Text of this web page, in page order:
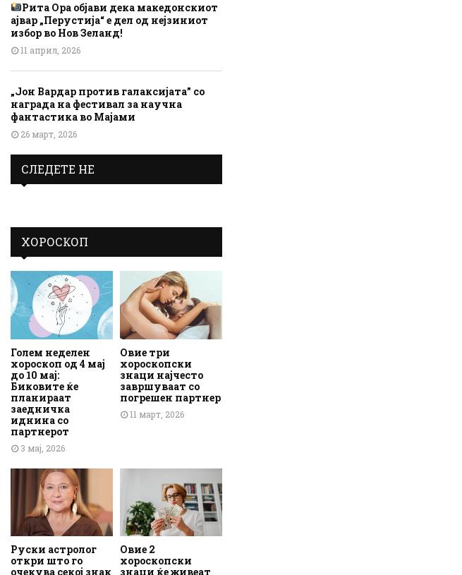
Рита Ора објави дека македонскиот
ајвар „Перустија“ е дел од нејзиниот
избор во Нов Зеланд!
11 април, 2026
„Јон Вардар против галаксијата” со
награда на фестивал за научна
фантастика во Мајами
26 март, 2026
СЛЕДЕТЕ НЕ
ХОРОСКОП
Голем неделен
хороскоп од 4 мај
до 10 мај:
Биковите ќе
планираат
заедничка
иднина со
партнерот
3 мај, 2026
Овие три
хороскопски
знаци најчесто
завршуваат со
погрешен партнер
11 март, 2026
Руски астролог
откри што го
очекува секој знак
Овие 2
хороскопски
знаци ќе живеат